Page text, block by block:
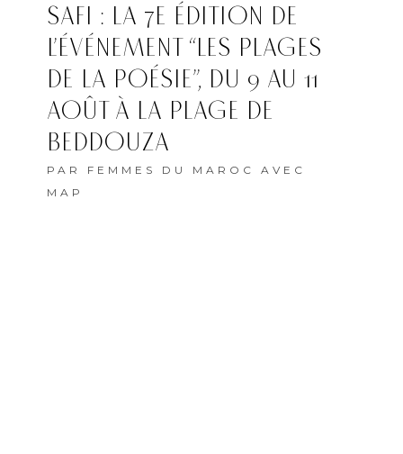
SAFI : LA 7E ÉDITION DE
L’ÉVÉNEMENT “LES PLAGES
DE LA POÉSIE”, DU 9 AU 11
AOÛT À LA PLAGE DE
BEDDOUZA
PAR FEMMES DU MAROC AVEC
MAP